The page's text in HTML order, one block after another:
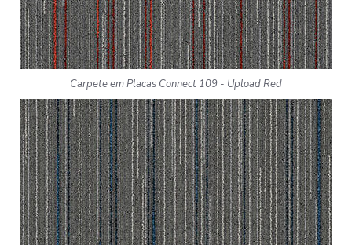
Carpete em Placas Connect 109 - Upload Red